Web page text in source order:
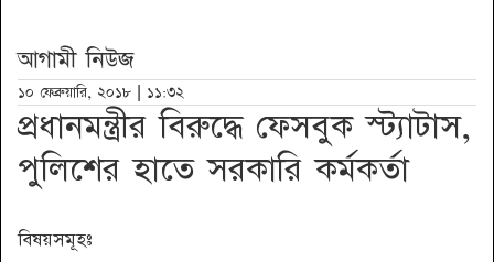
আগামী নিউজ
১০ ফেব্রুয়ারি, ২০১৮ | ১১:৩২
প্রধানমন্ত্রীর বিরুদ্ধে ফেসবুক স্ট্যাটাস,
পুলিশের হাতে সরকারি কর্মকর্তা
বিষয়সমূহঃ